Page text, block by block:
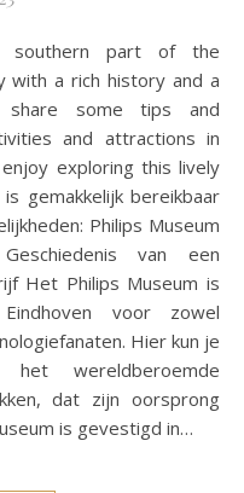
with a rich history and a
some tips and
and attractions in
exploring this lively
gemakkelijk bereikbaar
Philips Museum
van een
Het Philips Museum is
voor zowel
Hier kun je
wereldberoemde
dat zijn oorsprong
is gevestigd in…